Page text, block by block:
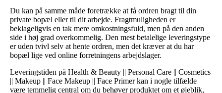
Du kan på samme måde foretrække at få ordren bragt til din
private bopæl eller til dit arbejde. Fragtmuligheden er
beklageligvis en tak mere omkostningsfuld, men på den anden
side i høj grad overkommelig. Den mest betalelige leveringstype
er uden tvivl selv at hente ordren, men det kræver at du har
bopæl lige ved online forretningens arbejdslager.
Leveringstiden på Health & Beauty || Personal Care || Cosmetics
|| Makeup || Face Makeup || Face Primer kan i nogle tilfælde
være temmelig central om du behøver produktet om et øjeblik,